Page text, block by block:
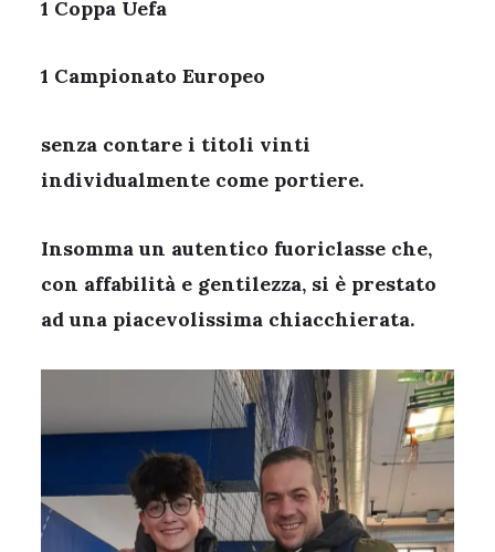
1 Coppa Uefa
1 Campionato Europeo
senza contare i titoli vinti
individualmente come portiere.
Insomma un autentico fuoriclasse che,
con affabilità e gentilezza, si è prestato
ad una piacevolissima chiacchierata.